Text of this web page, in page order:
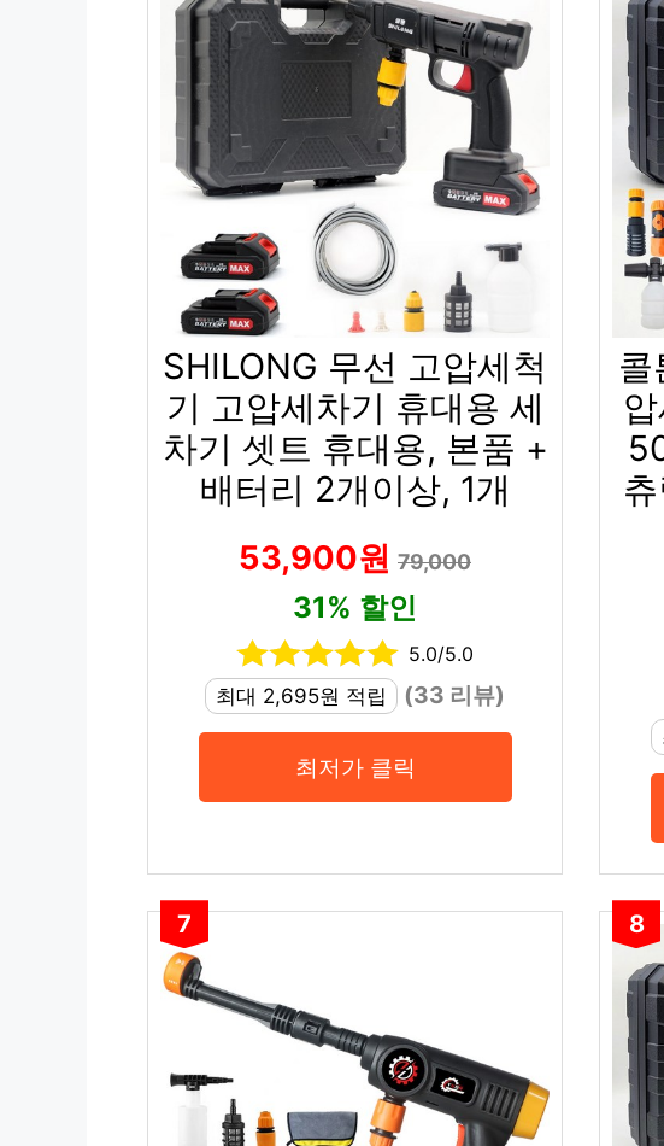
SHILONG 무선 고압세척
기 고압세차기 휴대용 세
차기 셋트 휴대용, 본품 +
배터리 2개이상, 1개
53,900원 79,000
31% 할인
5.0/5.0
최대 2,695원 적립
(33 리뷰)
최저가 클릭
콜
7 8